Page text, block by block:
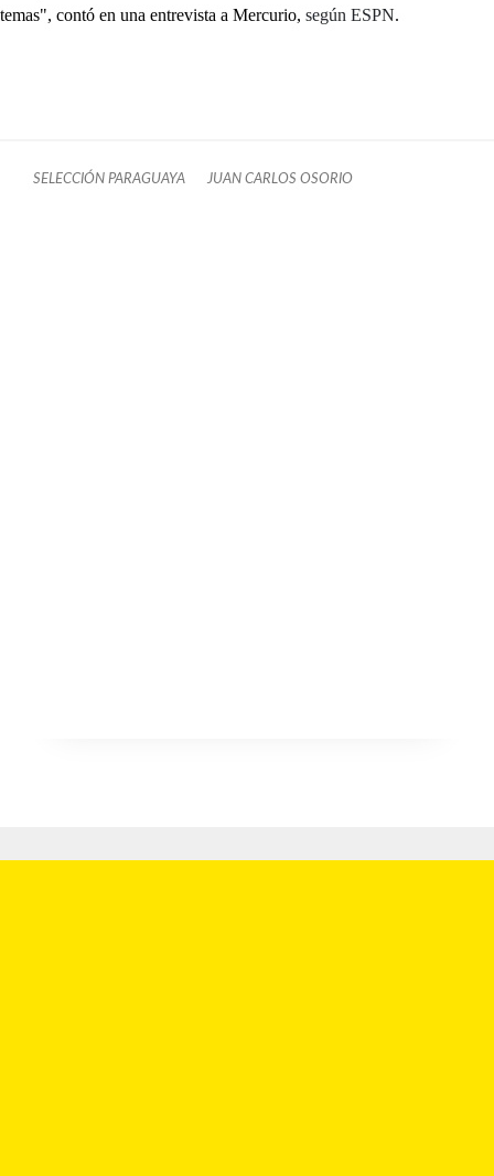
temas", contó en una entrevista a Mercurio, según ESPN.
SELECCIÓN PARAGUAYA JUAN CARLOS OSORIO